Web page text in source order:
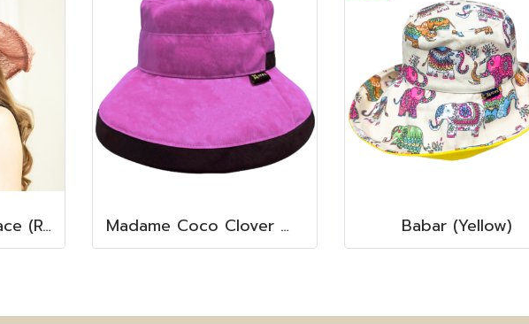
Madame Audrey Lace (Rosewood Pink) Madame Coco Clover Waterproof (Fuchsia Petal) Babar (Yellow)